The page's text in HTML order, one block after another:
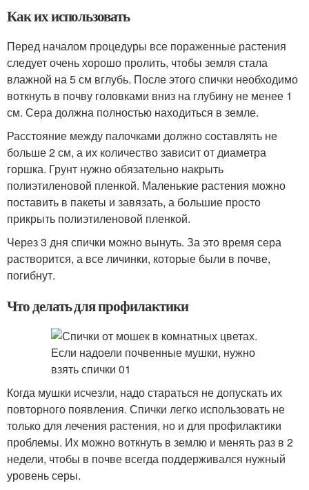
Как их использовать
Перед началом процедуры все пораженные растения
следует очень хорошо пролить, чтобы земля стала
влажной на 5 см вглубь. После этого спички необходимо
воткнуть в почву головками вниз на глубину не менее 1
см. Сера должна полностью находиться в земле.
Расстояние между палочками должно составлять не
больше 2 см, а их количество зависит от диаметра
горшка. Грунт нужно обязательно накрыть
полиэтиленовой пленкой. Маленькие растения можно
поставить в пакеты и завязать, а большие просто
прикрыть полиэтиленовой пленкой.
Через 3 дня спички можно вынуть. За это время сера
растворится, а все личинки, которые были в почве,
погибнут.
Что делать для профилактики
Когда мушки исчезли, надо стараться не допускать их
повторного появления. Спички легко использовать не
только для лечения растения, но и для профилактики
проблемы. Их можно воткнуть в землю и менять раз в 2
недели, чтобы в почве всегда поддерживался нужный
уровень серы.